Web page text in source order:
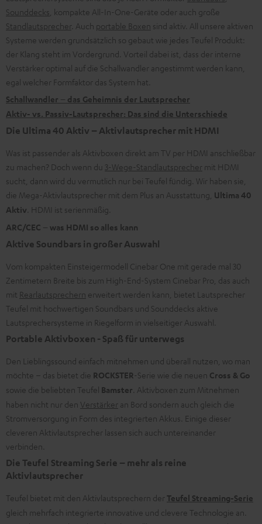
Sounddecks , kompakte All-In-One-Geräte oder auch große
Standlautsprecher. Auch portable Boxen sind aktiv. All unsere aktiven
Systeme werden grundsätzlich so gebaut wie jedes Teufel Produkt:
der Klang steht im Vordergrund. Vorteil dabei ist, dass der interne
Verstärker optimal auf die Schallwandler angestimmt werden kann,
egal welcher Formfaktor das System hat.
Schallwandler – das Geheimnis der Lautsprecher
Aktiv- vs. Passiv-Lautsprecher: Das sind die Unterschiede
Die Ultima 40 Aktiv – Aktivlautsprecher mit HDMI
Was ist passender als Aktivboxen direkt am TV per HDMI anschließbar
zu machen? Doch wenn du
3-Wege-Standlautsprecher mit HDMI
sucht, dann wird du vermutlich nur bei Teufel fündig. Wir haben sie,
die Mega-Aktivlautsprecher mit dem Plus an Ausstattung, Ultima 40
Aktiv . HDMI ist serienmäßig.
ARC/CEC – was HDMI so alles kann
Aktive Soundbars in großer Auswahl
Vom kompakten Einsteigermodell Cinebar One mit gerade mal 30
Zentimetern Breite bis zum High-End-System Cinebar Pro, das auch
mit Rearlautsprechern erweitert werden kann, bietet Lautsprecher
Teufel mit hochwertigen Soundbars und Sounddecks ​aktive
Lautsprechersysteme in Riegelform in vielseitiger Auswahl.
Portable Aktivboxen - Spaß für unterwegs
Den Lieblingssound einfach mitnehmen und überall nutzen, wo man
möchte – das bietet die ROCKSTER-Serie wie die neuen Cross & Go
sowie die beliebten Teufel Bamster . Aktivboxen zum Mitnehmen
haben nicht nur den Verstärker an Bord sondern auch gleich die
Stromversorgung in Form des integrierten Akkus. Einige dieser
cleveren Aktivlautsprecher lassen sich auch untereinander
verbinden.
Die Teufel Streaming Serie – mehr als reine
Aktivlautsprecher
Teufel bietet mit den Aktivlautsprechern derTeufel Streaming-Serie
gleich mehrfach integrierte innovative und clevere Technologie an.